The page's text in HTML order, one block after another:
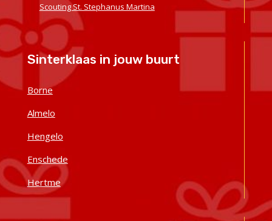
Scouting St. Stephanus Martina
Sinterklaas in jouw buurt
Borne
Almelo
Hengelo
Enschede
Hertme